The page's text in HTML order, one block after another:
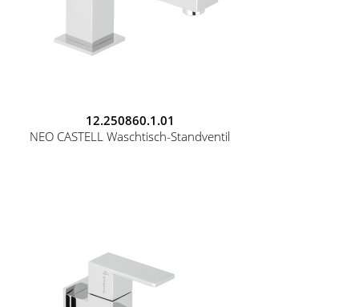
12.250860.1.01
NEO CASTELL Waschtisch-Standventil